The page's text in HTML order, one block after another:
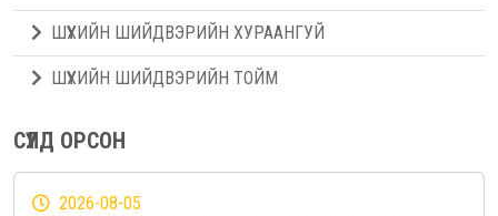
ШҮҮХИЙН ШИЙДВЭРИЙН ХУРААНГУЙ
ШҮҮХИЙН ШИЙДВЭРИЙН ТОЙМ
СҮҮЛД ОРСОН
2026-08-05